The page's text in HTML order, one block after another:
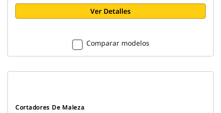
Ver Detalles
Comparar modelos
Cortadores De Maleza